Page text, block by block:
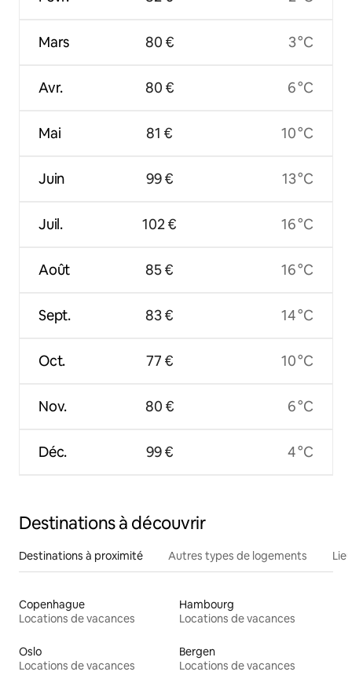
Mars
Avr.
Mai
Juin
Juil.
Août
Sept.
Oct.
Nov.
Déc.
80 €
80 €
81 €
99 €
102 €
85 €
83 €
77 €
80 €
99 €
3 °C
6 °C
10 °C
13 °C
16 °C
16 °C
14 °C
10 °C
6 °C
4 °C
Destinations à découvrir
Destinations à proximité Autres types de logements
Copenhague
Locations de vacances
Hambourg
Locations de vacances
Oslo
Locations de vacances
Bergen
Locations de vacances